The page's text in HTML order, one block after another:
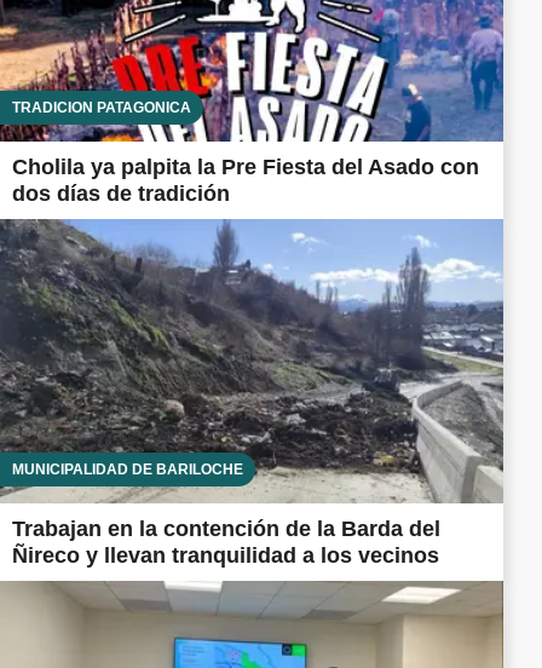
TRADICIÓN PATAGÓNICA
Cholila ya palpita la Pre Fiesta del Asado con
dos días de tradición
MUNICIPALIDAD DE BARILOCHE
Trabajan en la contención de la Barda del
Ñireco y llevan tranquilidad a los vecinos